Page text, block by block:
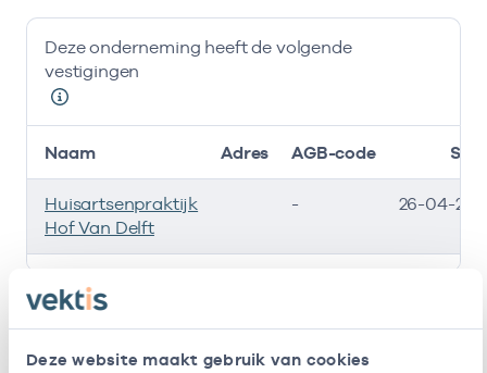
Deze website maakt gebruik van cookies
Deze onderneming heeft de volgende
vestigingen
Deze onderneming heeft de volgende vestigingen
Naam Adres AGB-code
Huisartsenpraktijk
Hof Van Delft
- 26-04-
Zorgverleners